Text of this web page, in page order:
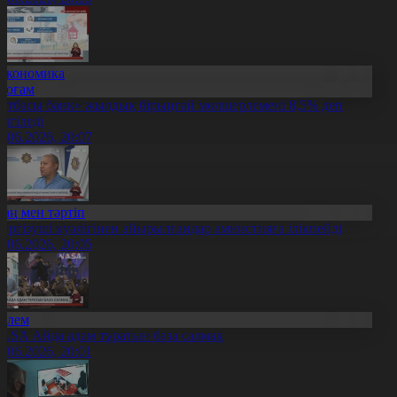
банк» жылдық бірыңғай мөлшерлемені 8,5% деп
20:07
мен тәртіп
куәлігінен айырылғандар амнистияға ілікпейді
20:05
Айда адам тұратын база салмақ
20:01